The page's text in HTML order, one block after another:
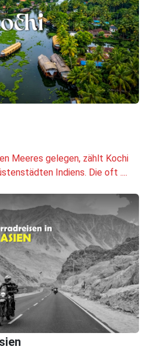
Meeres gelegen, zählt Kochi
Indiens. Die oft ....